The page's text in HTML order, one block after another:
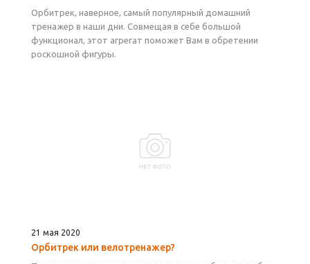
Орбитрек, наверное, самый популярный домашний
тренажер в наши дни. Совмещая в себе большой
функционал, этот агрегат поможет Вам в обретении
роскошной фигуры.
21 мая 2020
Орбитрек или велотренажер?